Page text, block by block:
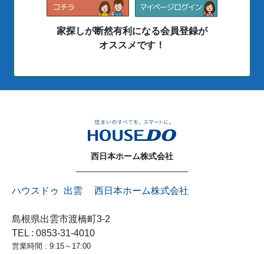
家探しが断然有利になる会員登録が
オススメです！
西日本ホーム株式会社
ハウスドゥ 出雲 西日本ホーム株式会社
島根県出雲市渡橋町3-2
TEL : 0853-31-4010
営業時間 : 9:15～17:00